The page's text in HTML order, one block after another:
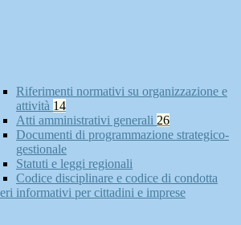
Riferimenti normativi su organizzazione e
attività 14
Atti amministrativi generali 26
Documenti di programmazione strategico-
gestionale
Statuti e leggi regionali
Codice disciplinare e codice di condotta
informativi per cittadini e imprese